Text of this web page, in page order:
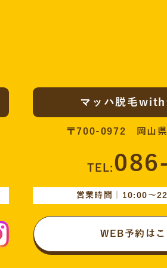
マッハ脱毛with
〒700-0972 岡山県
TEL:
営業時間｜10:00〜
WEB予約はこ